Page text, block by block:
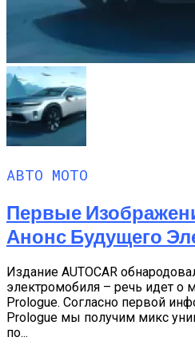
АВТО МОТО
Первые
Анонс Будущего
Издание AUTOCAR
электромобиля – речь идет о
Prologue. Согласно первой
Prologue мы получим микс
по...